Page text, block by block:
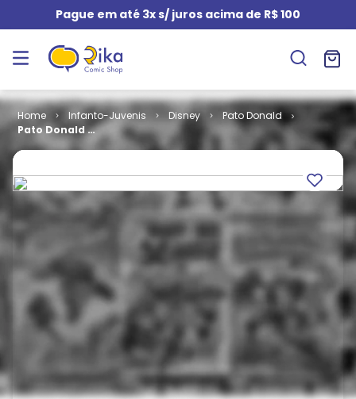
Pague em até 3x s/ juros acima de R$ 100
Infanto-Juvenis Disney
Pato Donald
Pato Donald #
1687